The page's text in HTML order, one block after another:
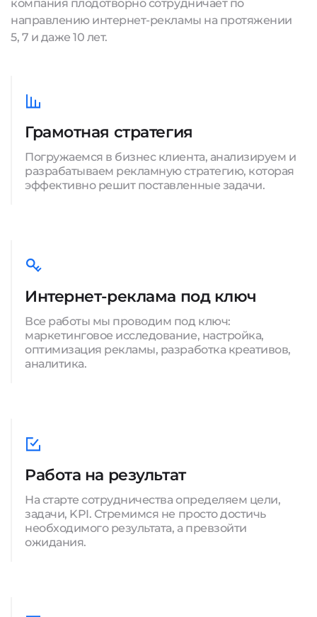
компания плодотворно сотрудничает по
направлению интернет-рекламы на протяжении
5, 7 и даже 10 лет.
Грамотная стратегия
Погружаемся в бизнес клиента, анализируем и
разрабатываем рекламную стратегию, которая
эффективно решит поставленные задачи.
Интернет-реклама под ключ
Все работы мы проводим под ключ:
маркетинговое исследование, настройка,
оптимизация рекламы, разработка креативов,
аналитика.
Работа на результат
На старте сотрудничества определяем цели,
задачи, KPI. Стремимся не просто достичь
необходимого результата, а превзойти
ожидания.